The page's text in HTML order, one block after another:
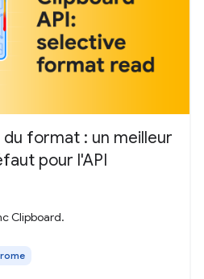
format : un meilleur
pour l'API
Clipboard.